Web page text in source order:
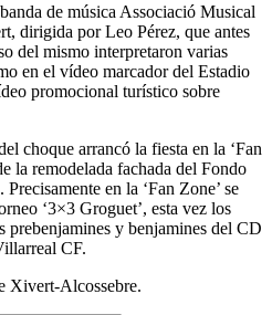
de música Associació Musical
dirigida por Leo Pérez, que antes
del mismo interpretaron varias
en el vídeo marcador del Estadio
promocional turístico sobre
choque arrancó la fiesta en la ‘Fan
la remodelada fachada del Fondo
en la ‘Fan Zone’ se
‘3×3 Groguet’, esta vez los
prebenjamines y benjamines del CD
CF.
Xivert-Alcossebre.